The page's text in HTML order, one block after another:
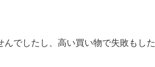
でしたし、高い買い物で失敗もした